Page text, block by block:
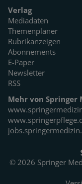
Verlag
Mediadaten
Themenplaner
Rubrikanzeigen
Abonnements
E-Paper
Newsletter
RSS
Mehr von Springer
© 2026 Springer